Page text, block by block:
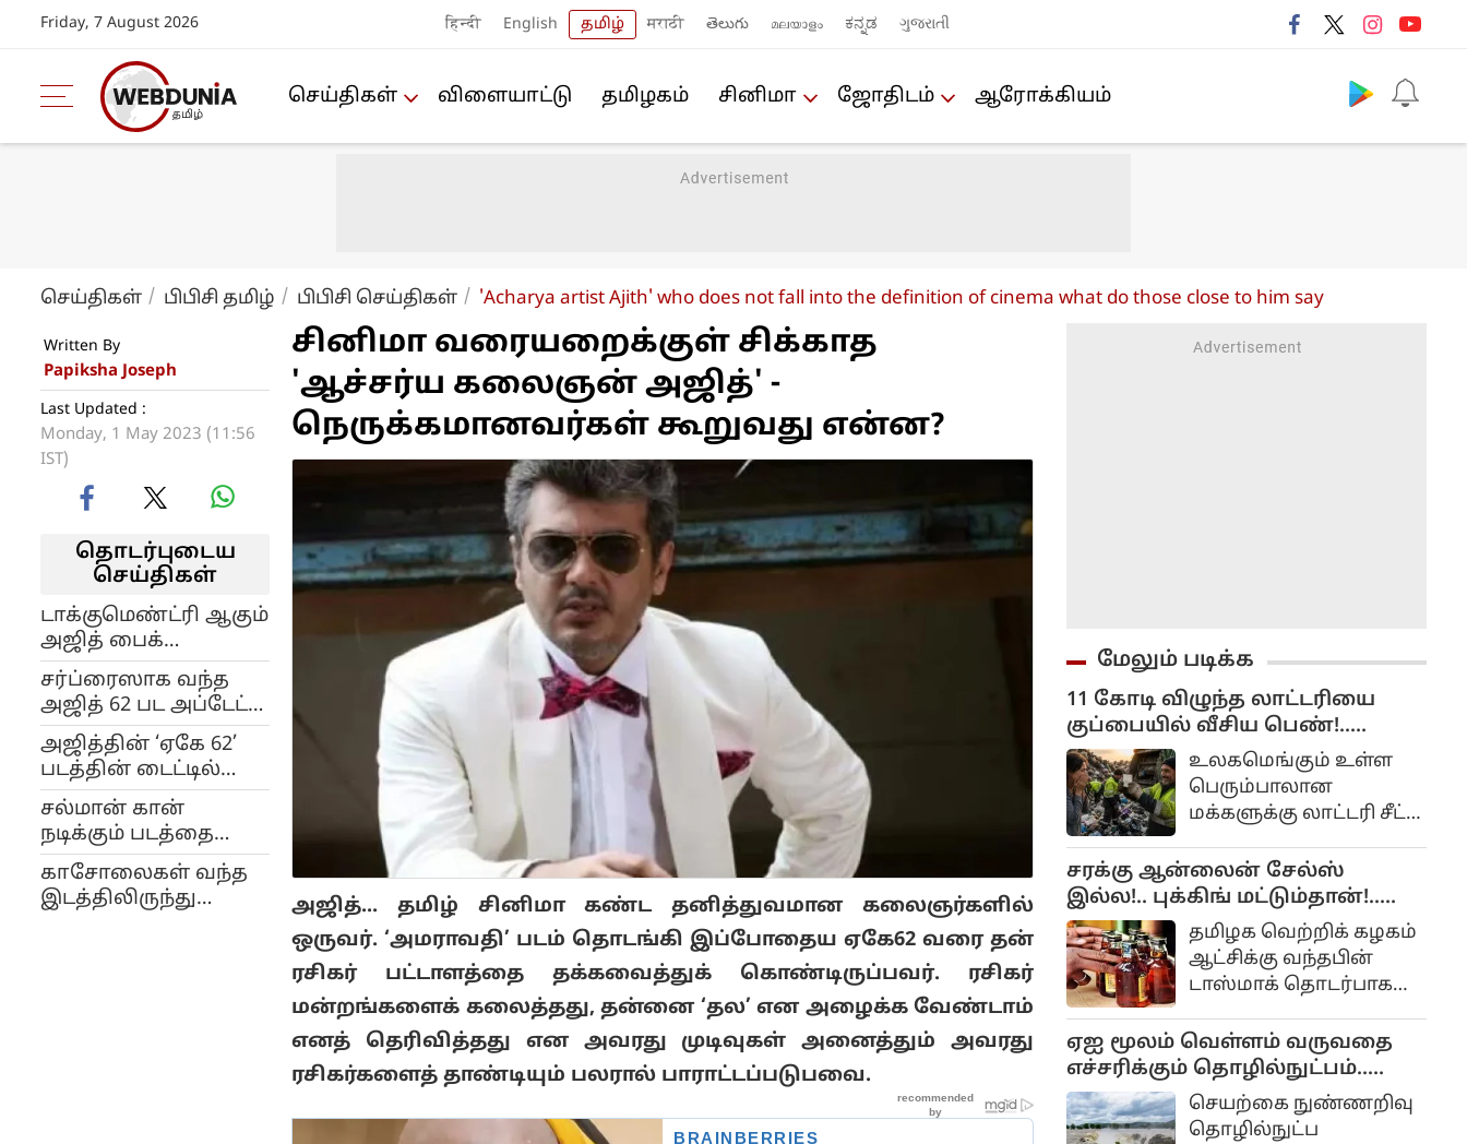
Friday, 7 August 2026 हिन्दी English தமிழ் मराठी తెలుగు മലയാളം ಕನ್ನಡ ગુજરાતી
செய்திகள் விளையா‌ட்டு த‌மிழக‌ம் சினிமா ஜோ‌திட‌ம் ஆரோக்கியம்
செய்திகள் ‌பி‌பி‌சி த‌மி‌ழ் ‌பி‌பி‌சி செ‌ய்‌திக‌ள் 'Acharya artist Ajith' who does not fall into the definition of cinema what do those close to him say
Written By
Papiksha Joseph
Last Updated :
Monday, 1 May 2023 (11:56
IST)
தொடர்புடைய
செய்திகள்
டாக்குமெண்ட்ரி ஆகும்
அஜித் பைக்
சுற்றுலா… இது புதுசா
இருக்கே!
சர்ப்ரைஸாக வந்த
அஜித் 62 பட அப்டேட்…
செம்ம
மோட்டிவேஷனலான
டைட்டில்!
அஜித்தின் ‘ஏகே 62’
படத்தின் டைட்டில்
இதுவா? ரசிகர்கள்
உற்சாகம்..!
சல்மான் கான்
நடிக்கும் படத்தை
இயக்கும் அஜித்தின்
ஆஸ்தான இயக்குனர்!
காசோலைகள் வந்த
இடத்திலிருந்து
சினிமா வரையறைக்குள் சிக்காத
'ஆச்சர்ய கலைஞன் அஜித்' -
நெருக்கமானவர்கள் கூறுவது என்ன?
அஜித்... தமிழ் சினிமா கண்ட தனித்துவமான கலைஞர்களில்
ஒருவர். ‘அமராவதி’ படம் தொடங்கி இப்போதைய ஏகே62 வரை தன்
ரசிகர் பட்டாளத்தை தக்கவைத்துக் கொண்டிருப்பவர். ரசிகர்
மன்றங்களைக் கலைத்தது, தன்னை ‘தல’ என அழைக்க வேண்டாம்
எனத் தெரிவித்தது என அவரது முடிவுகள் அனைத்தும் அவரது
ரசிகர்களைத் தாண்டியும் பலரால் பாராட்டப்படுபவை.
மேலும் படிக்க
11 கோடி விழுந்த லாட்டரியை
குப்பையில் வீசிய பெண்!..
அவசரப்பட்டீங்களே ஆண்ட்டி!...
உலகமெங்கும் உள்ள
பெரும்பாலான
மக்களுக்கு லாட்டரி சீட்
இருக்கிறது. ஏனெனில்
அதிர்ஷ்டம் நமக்கு
அடித்து நாம்
லட்சாதிபதியாகவோ,
கோடீஸ்வரனாகவோ
மாறிவிடமாட்டோமோ
என்கிற ஆசையும்
எதிர்பார்ப்புமே இதற்கு
காரணம்
சரக்கு ஆன்லைன் சேல்ஸ்
இல்ல!.. புக்கிங் மட்டும்தான்!..
அமைச்சர் விளக்கம்!..தமிழக வெற்றிக் கழகம்
ஆட்சிக்கு வந்தபின்
டாஸ்மாக் தொடர்பாக
எடுக்கப்பட்டு வருகிறது.
ஏஐ மூலம் வெள்ளம் வருவதை
எச்சரிக்கும் தொழில்நுட்பம்..
கேரள அரசு முடிவு..செயற்கை நுண்ணறிவு
தொழில்நுட்ப